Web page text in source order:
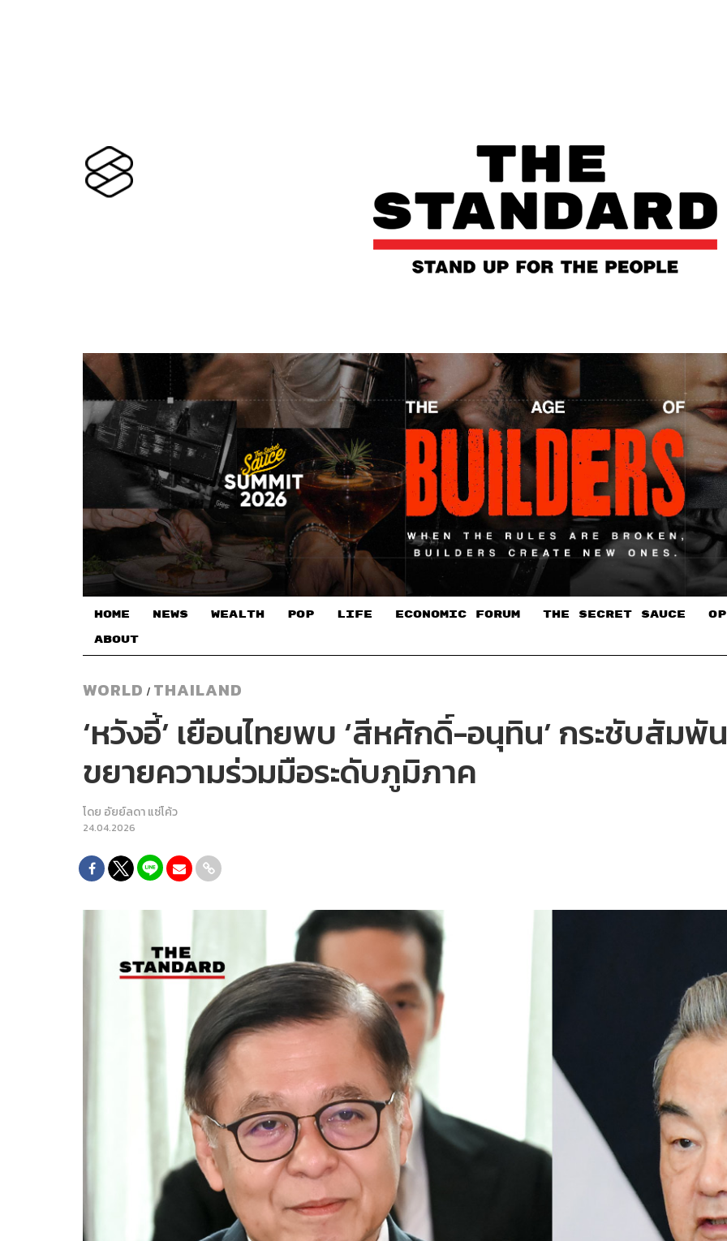
HOME NEWS WEALTH POP LIFE ECONOMIC FORUM THE SECRET SAUCE​
ABOUT
WORLD / THAILAND
‘หวังอี้’ เยือนไทยพบ ‘สีหศักดิ์-อนุทิน’ กระชับสัม
ขยายความร่วมมือระดับภูมิภาค
โดย อัยย์ลดา แซ่โค้ว
24.04.2026